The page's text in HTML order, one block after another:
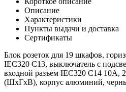
Описание
Характеристики
Пункты выдачи и доставка
Сертификаты
Блок розеток для 19 шкафов,
IEC320 C13, выключатель с
входной разъем IEC320 C14 10A,
(ШхГхВ), корпус алюминий,